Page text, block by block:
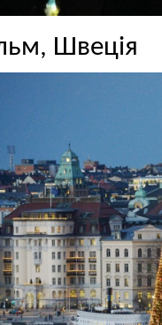
Швеція